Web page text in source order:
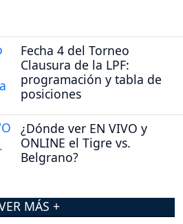
Fecha 4 del Torneo
Clausura de la LPF:
programación y tabla de
posiciones
¿Dónde ver EN VIVO y
ONLINE el Tigre vs.
Belgrano?
MÁS +